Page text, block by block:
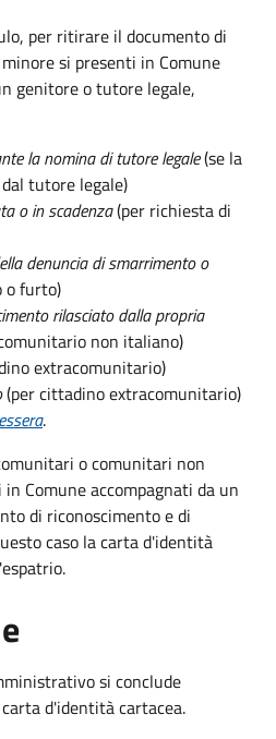
per ritirare il documento di
si presenti in Comune
genitore o tutore legale,
la nomina di tutore legale(se la
tutore legale)
o in scadenza(per richiesta di
denuncia di smarrimento o
o furto)
rilasciato dalla propria
non italiano)
extracomunitario)
(per cittadino extracomunitario)
.
o comunitari non
Comune accompagnati da un
di riconoscimento e di
caso la carta d'identità
si conclude
d'identità cartacea.